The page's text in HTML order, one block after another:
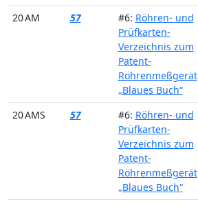
20 AM 57 #6: Röhren- und
Prüfkarten-
Verzeichnis zum
Patent-
Röhrenmeßgerät
„Blaues Buch“
20 AMS 57 #6: Röhren- und
Prüfkarten-
Verzeichnis zum
Patent-
Röhrenmeßgerät
„Blaues Buch“